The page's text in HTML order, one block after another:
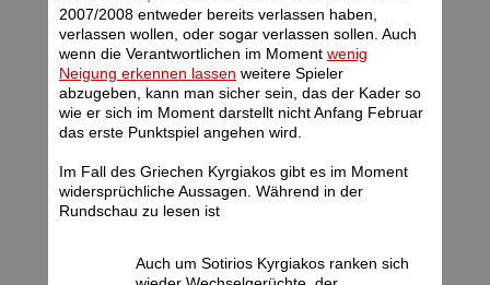
2007/2008 entweder bereits verlassen haben,
verlassen wollen, oder sogar verlassen sollen. Auch
wenn die Verantwortlichen im Moment wenig
Neigung erkennen lassen weitere Spieler
abzugeben, kann man sicher sein, das der Kader so
wie er sich im Moment darstellt nicht Anfang Februar
das erste Punktspiel angehen wird.
Im Fall des Griechen Kyrgiakos gibt es im Moment
widersprüchliche Aussagen. Während in der
Rundschau zu lesen ist
Auch um Sotirios Kyrgiakos ranken sich